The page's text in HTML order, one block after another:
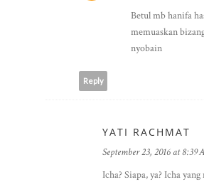
Betul mb hanifa
memuaskan
nyobain
Reply
YATI RACHMAT
September 23, 2016 at 8:39
Icha? Siapa, ya? Icha yang